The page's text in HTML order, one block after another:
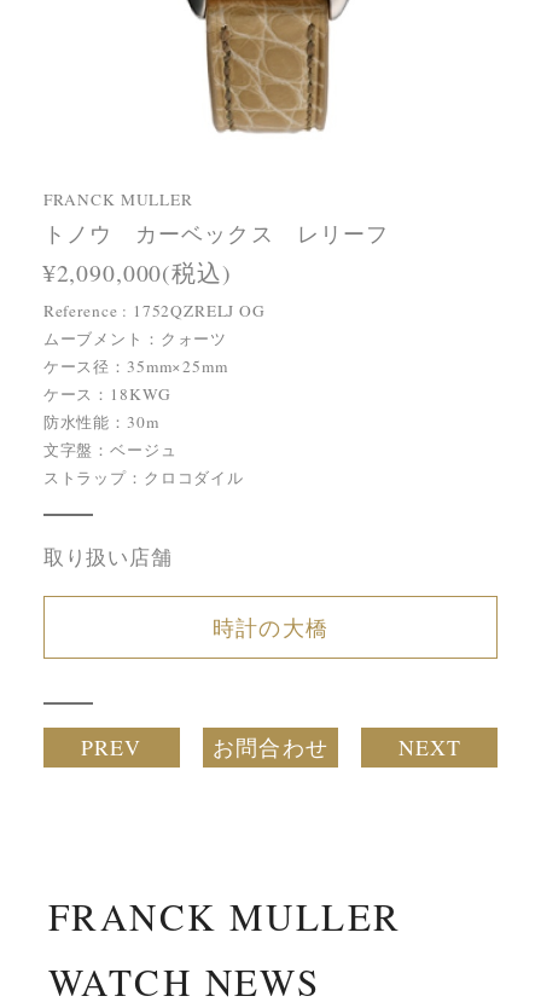
FRANCK MULLER
トノウ カーベックス レリーフ
¥2,090,000(税込)
Reference : 1752QZRELJ OG
ムーブメント：クォーツ
ケース径：35mm×25mm
ケース：18KWG
防水性能：30m
文字盤：ベージュ
ストラップ：クロコダイル
取り扱い店舗
時計の大橋
PREV お問合わせ NEXT
FRANCK MULLER
WATCH NEWS